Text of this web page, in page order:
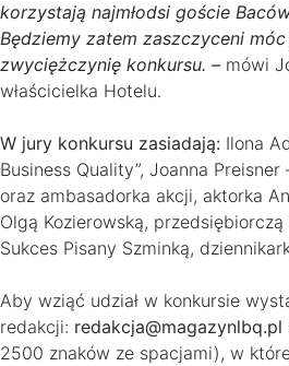
korzystają najmłodsi goście
Będziemy zatem zaszczyceni
zwyciężczynię konkursu. – mówi
właścicielka Hotelu.
W jury konkursu zasiadają: Ilona
Business Quality”, Joanna Preisner
oraz ambasadorka akcji, aktorka
Olgą Kozierowską,
Sukces Pisany Szminką,
Aby wziąć udział w konkursie
redakcji: redakcja@magazynlbq.pl
2500 znaków ze spacjami), w